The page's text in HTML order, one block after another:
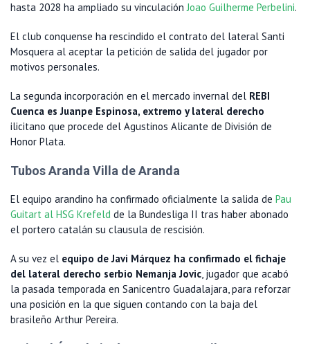
hasta 2028 ha ampliado su vinculaciónJoao Guilherme Perbelini.
El club conquense ha rescindido el contrato del lateral Santi
Mosquera al aceptar la petición de salida del jugador por
motivos personales.
La segunda incorporación en el mercado invernal del REBI
Cuenca es Juanpe Espinosa, extremo y lateral derecho
ilicitano que procede del Agustinos Alicante de División de
Honor Plata.
Tubos Aranda Villa de Aranda
El equipo arandino ha confirmado oficialmente la salida de Pau
Guitart al HSG Krefeld de la Bundesliga II tras haber abonado
el portero catalán su clausula de rescisión.
A su vez el equipo de Javi Márquez ha confirmado el fichaje
del lateral derecho serbio Nemanja Jovic, jugador que acabó
la pasada temporada en Sanicentro Guadalajara, para reforzar
una posición en la que siguen contando con la baja del
brasileño Arthur Pereira.